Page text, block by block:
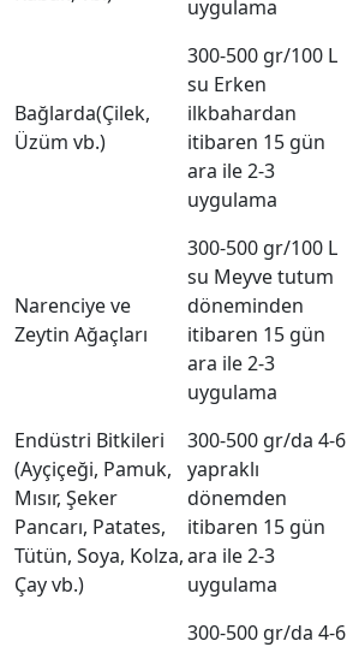
uygulama
Bağlarda(Çilek,
Üzüm vb.)
300-500 gr/100 L
su Erken
ilkbahardan
itibaren 15 gün
ara ile 2-3
uygulama
Narenciye ve
Zeytin Ağaçları
300-500 gr/100 L
su Meyve tutum
döneminden
itibaren 15 gün
ara ile 2-3
uygulama
Endüstri Bitkileri
(Ayçiçeği, Pamuk,
Mısır, Şeker
Pancarı, Patates,
Tütün, Soya, Kolza,
Çay vb.)
300-500 gr/da 4-6
yapraklı
dönemden
itibaren 15 gün
ara ile 2-3
uygulama
300-500 gr/da 4-6